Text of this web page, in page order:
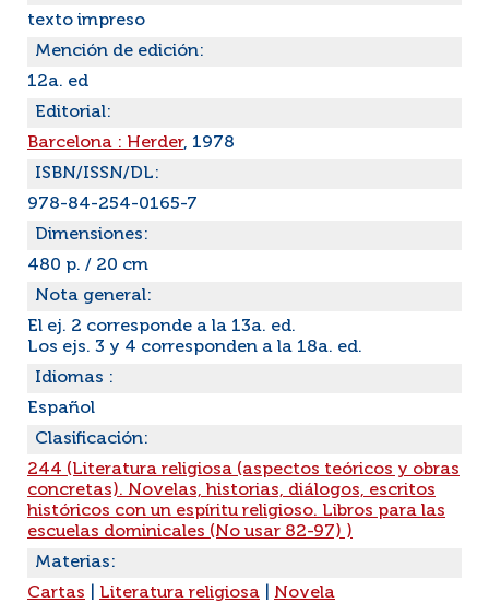
texto impreso
Mención de edición:
12a. ed
Editorial:
Barcelona : Herder, 1978
ISBN/ISSN/DL:
978-84-254-0165-7
Dimensiones:
480 p. / 20 cm
Nota general:
El ej. 2 corresponde a la 13a. ed.
Los ejs. 3 y 4 corresponden a la 18a. ed.
Idiomas :
Español
Clasificación:
244 (Literatura religiosa (aspectos teóricos y obras
concretas). Novelas, historias, diálogos, escritos
históricos con un espíritu religioso. Libros para las
escuelas dominicales (No usar 82-97) )
Materias:
Cartas
Literatura religiosa
Novela